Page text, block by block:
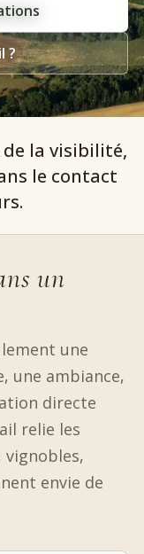
?
la visibilité,
le contact
un
une
une ambiance,
directe
relie les
vignobles,
envie de